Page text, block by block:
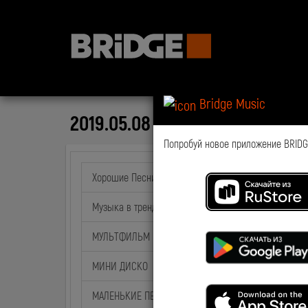
Bridge Music
Попробуй новое приложение
2019.05.08 NewsTime Марио
Хорошие Песни
Музыка в тренде
МУЛЬТФИЛЬМ на BABY TIME
МИНИ ДИСКО
МАЛЕНЬКИЕ ПЕСНИ